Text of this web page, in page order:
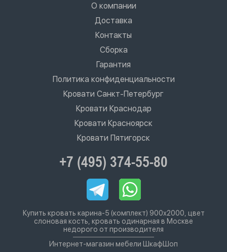
О компании
Доставка
Контакты
Сборка
Гарантия
Политика конфиденциальности
Кровати Санкт-Петербург
Кровати Краснодар
Кровати Красноярск
Кровати Пятигорск
+7 (495) 374-55-80
Купить кровать карина-5 (комплект) 900х2000, цвет
слоновая кость, кровать одинарная в Москве
недорого от производителя
Интернет-магазин мебели ШкафШоп